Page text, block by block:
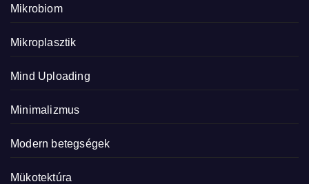
Mikrobiom
Mikroplasztik
Mind Uploading
Minimalizmus
Modern betegségek
Mükotektúra